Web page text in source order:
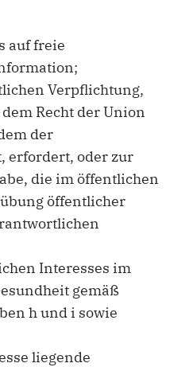
auf freie
Verpflichtung,
Recht der Union
der
erfordert, oder zur
die im öffentlichen
öffentlicher
Interesses im
gemäß
h und i sowie
liegende